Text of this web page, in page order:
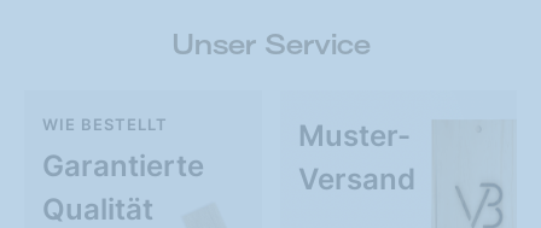
Unser Service
Garantierte
Qualität
WIE BESTELLT
Muster-
Versand